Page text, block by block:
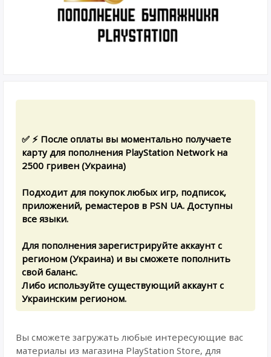
✅ ⚡ После оплаты вы моментально получаете
карту для пополнения PlayStation Network на
2500 гривен (Украина)
Подходит для покупок любых игр, подписок,
приложений, ремастеров в PSN UA. Доступны
все языки.
Для пополнения зарегистрируйте аккаунт с
регионом (Украина) и вы сможете пополнить
свой баланс.
Либо используйте существующий аккаунт с
Украинским регионом.
Вы сможете загружать любые интересующие вас
материалы из магазина PlayStation Store, для